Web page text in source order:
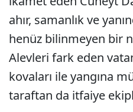
ahır, samanlık ve
henüz bilinmeyen bir
Alevleri fark eden
kovaları ile yangına
taraftan da itfaiye